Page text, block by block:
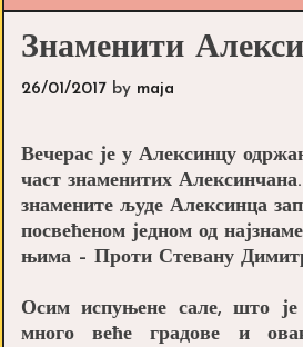
Знаменити
26/01/2017 by maja
Вечерас је у Алексинцу
част знаменитих
знамените људе Алексинца
посвећеном једном од
њима – Проти Стевану
Осим испуњене сале, што
много веће градове и